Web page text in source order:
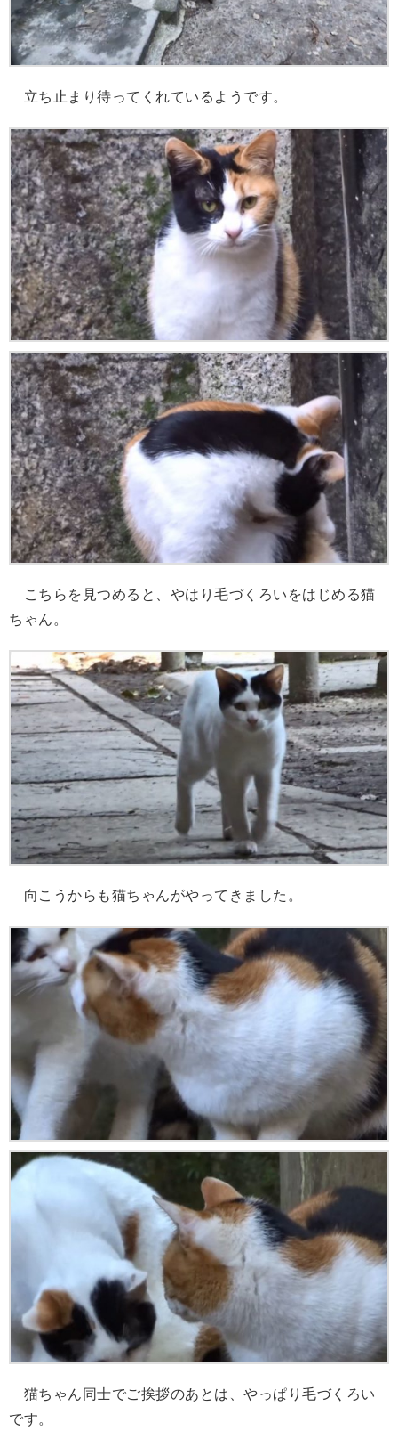
立ち止まり待ってくれているようです。
こちらを見つめると、やはり毛づくろいをはじめる猫
ちゃん。
向こうからも猫ちゃんがやってきました。
猫ちゃん同士でご挨拶のあとは、やっぱり毛づくろい
です。